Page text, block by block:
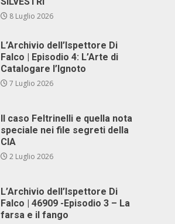
8 Luglio 2026
L’Archivio dell’Ispettore Di
Falco | Episodio 4: L’Arte di
Catalogare l’Ignoto
7 Luglio 2026
Il caso Feltrinelli e quella nota
speciale nei file segreti della
CIA
2 Luglio 2026
L’Archivio dell’Ispettore Di
Falco | 46909 -Episodio 3 – La
farsa e il fango